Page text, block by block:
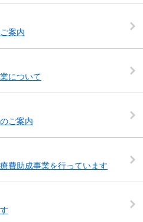
案内
について
ご案内
費助成事業を行っています